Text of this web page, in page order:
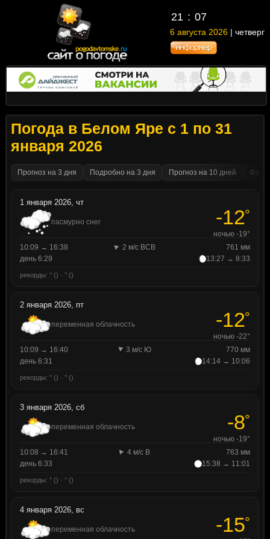
21 07
6 августа 2026 | четверг
Погода в Белом Яре с 1 по 31
января 2026
Прогноз на 3 дня Подробно на 3 дня Прогноз на 10 дней
1 января 2026, чт
пасмурно снег -12°
ночью -19°
10:09 → 16:38
2 м/с ВСВ
761 мм
день 6:29
13:27 → 8:33
рекорды: ° () · ° ()
2 января 2026, пт
переменная облачность -12°
ночью -22°
10:09 → 16:40
3 м/с Ю
770 мм
день 6:31
14:14 → 10:06
рекорды: ° () · ° ()
3 января 2026, сб
переменная облачность -8°
ночью -19°
10:08 → 16:41
4 м/с В
763 мм
день 6:33
15:38 → 11:01
рекорды: ° () · ° ()
4 января 2026, вс
переменная облачность -15°